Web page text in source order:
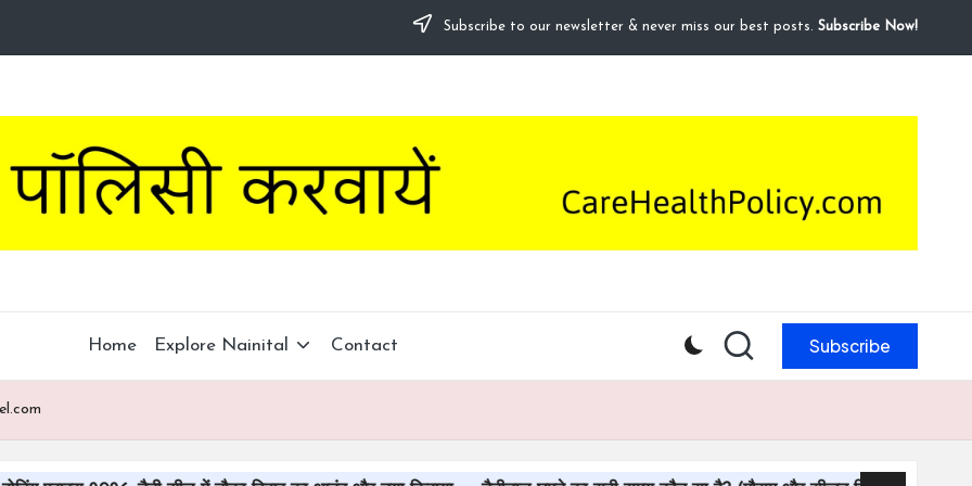
Subscribe to our newsletter & never miss our best posts. Subscribe Now!
Home Explore Nainital Contact Subscribe